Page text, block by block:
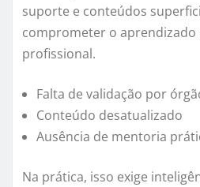
suporte e conteúdos
comprometer o aprendizado
profissional.
Falta de validação por
Conteúdo desatualizado
Ausência de mentoria
Na prática, isso exige